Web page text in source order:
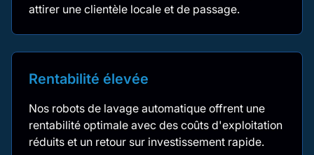
attirer une clientèle locale et de passage.
Rentabilité élevée
Nos robots de lavage automatique offrent une
rentabilité optimale avec des coûts d'exploitation
réduits et un retour sur investissement rapide.